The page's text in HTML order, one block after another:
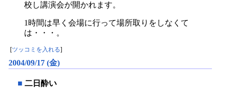
校し講演会が開かれます。
1時間は早く会場に行って場所取りをしなくて
は・・・。
ツッコミを入れる
2004/09/17 (金)
■ 二日酔い